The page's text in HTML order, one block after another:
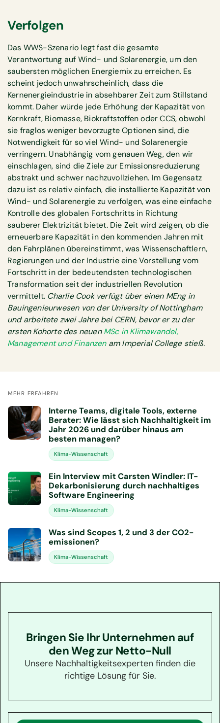
Verfolgen
Das WWS-Szenario legt fast die gesamte
Verantwortung auf Wind- und Solarenergie, um den
saubersten möglichen Energiemix zu erreichen. Es
scheint jedoch unwahrscheinlich, dass die
Kernenergieindustrie in absehbarer Zeit zum Stillstand
kommt. Daher würde jede Erhöhung der Kapazität von
Kernkraft, Biomasse, Biokraftstoffen oder CCS, obwohl
sie fraglos weniger bevorzugte Optionen sind, die
Notwendigkeit für so viel Wind- und Solarenergie
verringern. Unabhängig vom genauen Weg, den wir
einschlagen, sind die Ziele zur Emissionsreduzierung
abstrakt und schwer nachzuvollziehen. Im Gegensatz
dazu ist es relativ einfach, die installierte Kapazität von
Wind- und Solarenergie zu verfolgen, was eine einfache
Kontrolle des globalen Fortschritts in Richtung
sauberer Elektrizität bietet. Die Zeit wird zeigen, ob die
erneuerbare Kapazität in den kommenden Jahren mit
den Fahrplänen übereinstimmt, was Wissenschaftlern,
Regierungen und der Industrie eine Vorstellung vom
Fortschritt in der bedeutendsten technologischen
Transformation seit der industriellen Revolution
vermittelt. Charlie Cook verfügt über einen MEng in
Bauingenieurwesen von der University of Nottingham
und arbeitete zwei Jahre bei CERN, bevor er zu der
ersten Kohorte des neuenMSc in Klimawandel,
Management und Finanzenam Imperial College stieß.
MEHR ERFAHREN
Interne Teams, digitale Tools, externe
Berater: Wie lässt sich Nachhaltigkeit im
Jahr 2026 und darüber hinaus am
besten managen?
Klima-Wissenschaft
Ein Interview mit Carsten Windler: IT-
Dekarbonisierung durch nachhaltiges
Software Engineering
Klima-Wissenschaft
Was sind Scopes 1, 2 und 3 der CO2-
emissionen?
Klima-Wissenschaft
Bringen Sie Ihr Unternehmen auf
den Weg zur Netto-Null
Unsere Nachhaltigkeitsexperten finden die
richtige Lösung für Sie.